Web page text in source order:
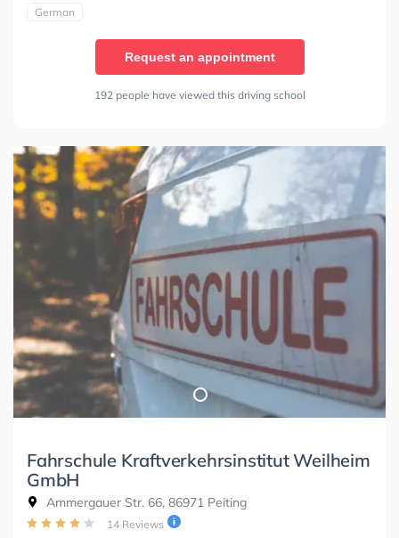
German
Request an appointment
192 people have viewed this driving school
Fahrschule Kraftverkehrsinstitut Weilheim
GmbH
Ammergauer Str. 66, 86971 Peiting
14 Reviews